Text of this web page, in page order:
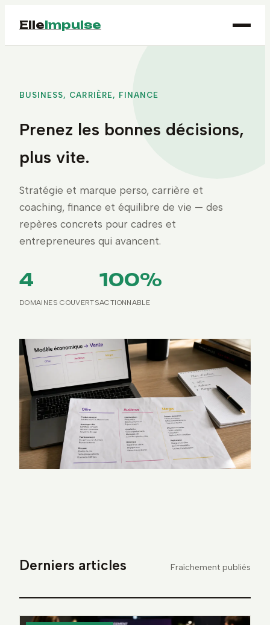
ElleImpulse
BUSINESS, CARRIÈRE, FINANCE
Prenez les bonnes décisions,
plus vite.
Stratégie et marque perso, carrière et
coaching, finance et équilibre de vie — des
repères concrets pour cadres et
entrepreneures qui avancent.
4
DOMAINES COUVERTS
100%
ACTIONNABLE
Derniers articles Fraîchement publiés